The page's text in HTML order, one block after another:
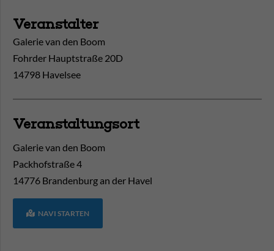
Veranstalter
Galerie van den Boom
Fohrder Hauptstraße 20D
14798 Havelsee
Veranstaltungsort
Galerie van den Boom
Packhofstraße 4
14776 Brandenburg an der Havel
NAVI STARTEN